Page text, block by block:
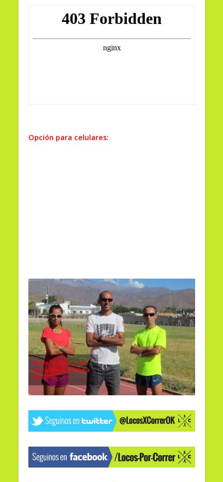
Opción para celulares:
El trío. Malgor y sus
dos atletas, rumbo a
Rio 2016